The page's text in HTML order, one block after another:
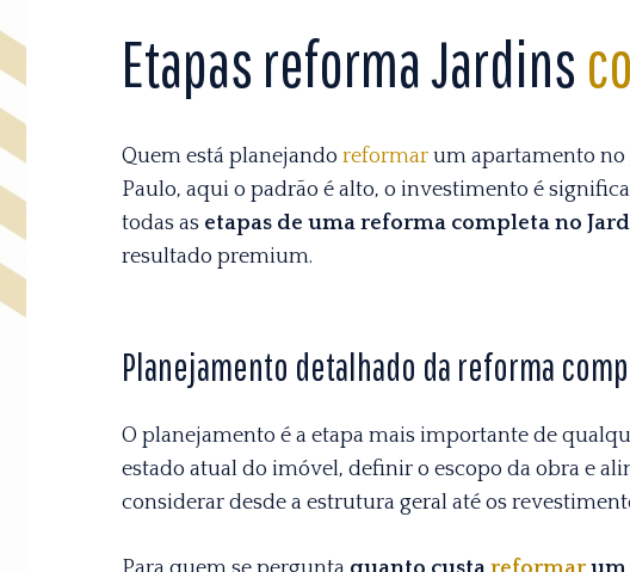
Etapas reforma Jardins
Quem está planejando reformar um apartamento no
Paulo, aqui o padrão é alto, o investimento é
todas as etapas de uma reforma completa no
resultado premium.
Planejamento detalhado da reforma
O planejamento é a etapa mais importante de
estado atual do imóvel, definir o escopo da obra e
considerar desde a estrutura geral até os